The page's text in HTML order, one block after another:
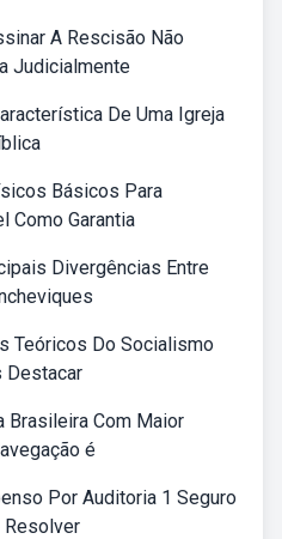
A Rescisão Não
Judicialmente
De Uma Igreja
Básicos Para
Como Garantia
Divergências Entre
Teóricos Do Socialismo
Destacar
Brasileira Com Maior
é
Por Auditoria 1 Seguro
Resolver